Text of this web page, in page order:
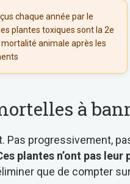
chaque année par le
plantes toxiques sont la 2e
animale après les
à
Pas progressivement,
plantes n’ont pas
que de compter